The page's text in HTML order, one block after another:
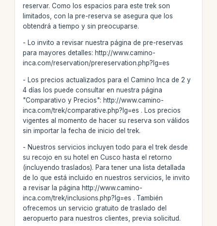
reservar. Como los espacios para este trek son
limitados, con la pre-reserva se asegura que los
obtendrá a tiempo y sin preocuparse.
- Lo invito a revisar nuestra página de pre-reservas
para mayores detalles: http://www.camino-
inca.com/reservation/prereservation.php?lg=es
- Los precios actualizados para el Camino Inca de 2 y
4 días los puede consultar en nuestra página
"Comparativo y Precios": http://www.camino-
inca.com/trek/comparative.php?lg=es . Los precios
vigentes al momento de hacer su reserva son válidos
sin importar la fecha de inicio del trek.
- Nuestros servicios incluyen todo para el trek desde
su recojo en su hotel en Cusco hasta el retorno
(incluyendo traslados). Para tener una lista detallada
de lo que está incluido en nuestros servicios, le invito
a revisar la página http://www.camino-
inca.com/trek/inclusions.php?lg=es . También
ofrecemos un servicio gratuito de traslado del
aeropuerto para nuestros clientes, previa solicitud.